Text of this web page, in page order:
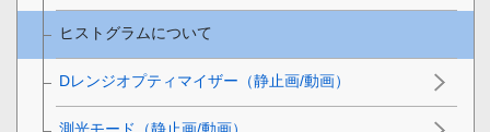
ヒストグラムについて
Dレンジオプティマイザー （静止画/動画）